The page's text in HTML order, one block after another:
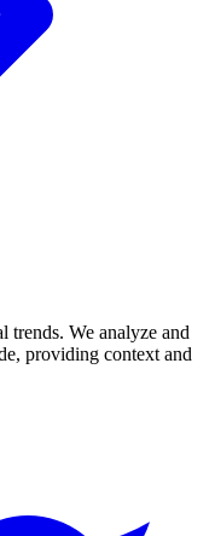
trends. We analyze and
providing context and